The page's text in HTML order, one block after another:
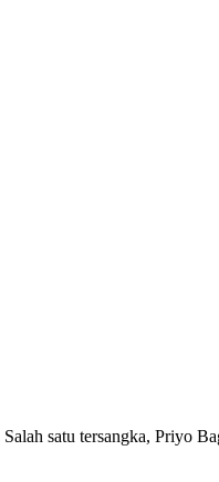
satu tersangka, Priyo